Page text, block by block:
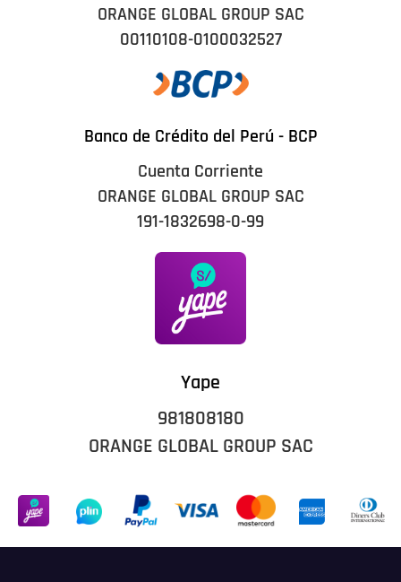
ORANGE GLOBAL GROUP SAC
00110108-0100032527
Banco de Crédito del Perú - BCP
Cuenta Corriente
ORANGE GLOBAL GROUP SAC
191-1832698-0-99
Yape
981808180
ORANGE GLOBAL GROUP SAC